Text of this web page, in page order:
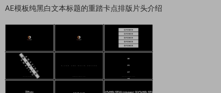
AE模板纯黑白文本标题的重踏卡点排版片头介绍